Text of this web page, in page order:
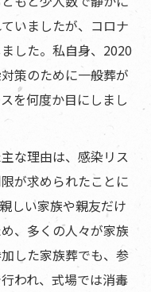
いましたが、コロナ
した。私自身、2020
策のために一般葬が
を何度か目にしまし
な理由は、感染リス
が求められたことに
しい家族や親友だけ
、多くの人々が家族
した家族葬でも、参
われ、式場では消毒